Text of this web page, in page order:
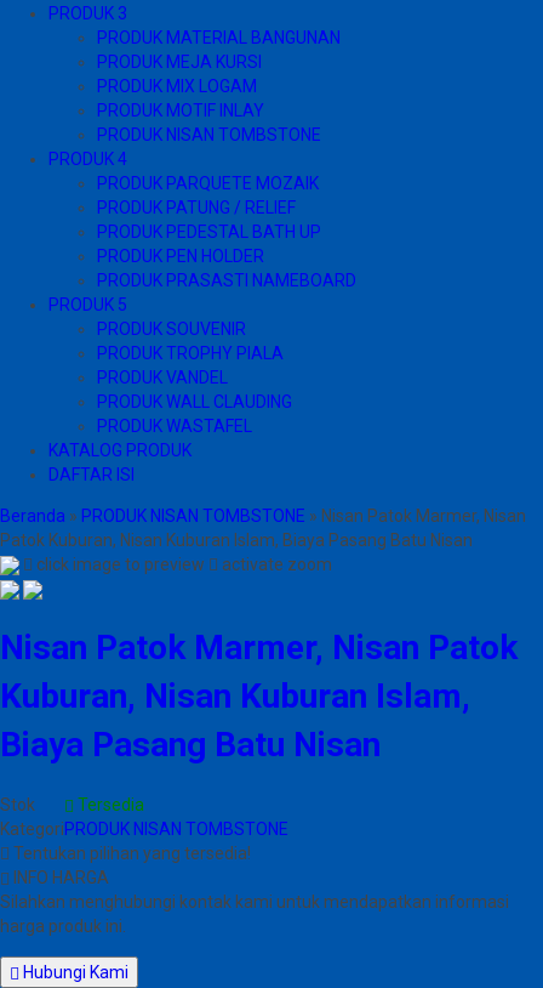
PRODUK 3
PRODUK MATERIAL BANGUNAN
PRODUK MEJA KURSI
PRODUK MIX LOGAM
PRODUK MOTIF INLAY
PRODUK NISAN TOMBSTONE
PRODUK 4
PRODUK PARQUETE MOZAIK
PRODUK PATUNG / RELIEF
PRODUK PEDESTAL BATH UP
PRODUK PEN HOLDER
PRODUK PRASASTI NAMEBOARD
PRODUK 5
PRODUK SOUVENIR
PRODUK TROPHY PIALA
PRODUK VANDEL
PRODUK WALL CLAUDING
PRODUK WASTAFEL
KATALOG PRODUK
DAFTAR ISI
Beranda » PRODUK NISAN TOMBSTONE » Nisan Patok Marmer, Nisan
Patok Kuburan, Nisan Kuburan Islam, Biaya Pasang Batu Nisan
click image to preview
activate zoom
Nisan Patok Marmer, Nisan Patok
Kuburan, Nisan Kuburan Islam,
Biaya Pasang Batu Nisan
Stok
Tersedia
KategoriPRODUK NISAN TOMBSTONE
Tentukan pilihan yang tersedia!
INFO HARGA
Silahkan menghubungi kontak kami untuk mendapatkan informasi
harga produk ini.
Hubungi Kami